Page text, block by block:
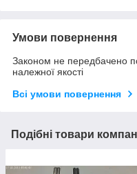
Умови повернення
Законом не передбачено
належної якості
Всі умови повернення
Подібні товари